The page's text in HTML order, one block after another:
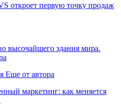
откроет первую точку продаж
высочайшего здания мира.
Еще от автора
маркетинг: как меняется